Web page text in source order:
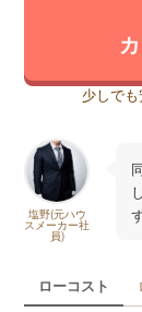
少しで
塩野(元ハウ
スメーカー社
員)
ローコスト